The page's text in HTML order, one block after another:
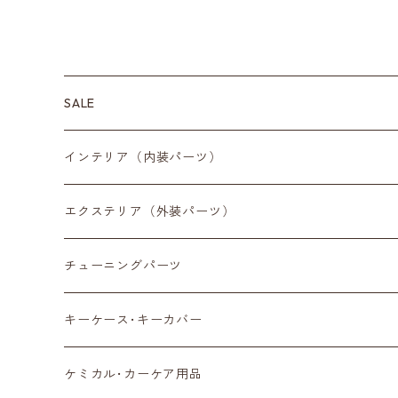
SALE
インテリア（内装パーツ）
収納小物
スマートフォン
センターディスプレイ
ルームミラー
エクステリア（外装パーツ）
サイドミラー
アンテナ
タイヤ
チューニングパーツ
キーケース･キーカバー
ケミカル･カーケア用品